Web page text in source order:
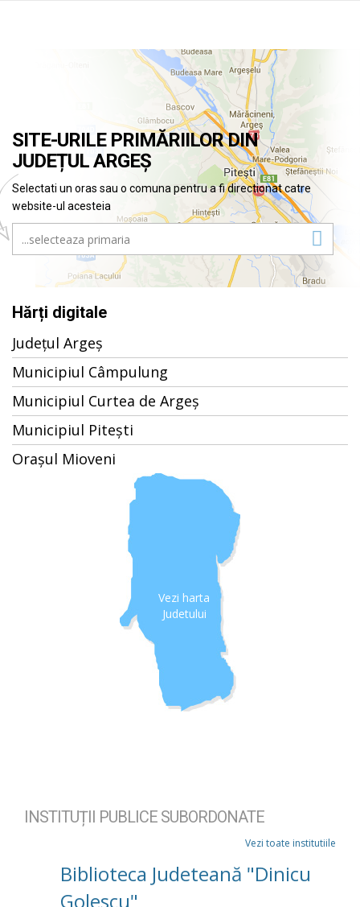
SITE-URILE PRIMĂRIILOR DIN
JUDEȚUL ARGEȘ
Selectati un oras sau o comuna pentru a fi directionat catre
website-ul acesteia
Hărți digitale
Județul Argeș
Municipiul Câmpulung
Municipiul Curtea de Argeș
Municipiul Pitești
Orașul Mioveni
Vezi harta
Judetului
INSTITUȚII PUBLICE SUBORDONATE
Vezi toate institutiile
Biblioteca Judeteană "Dinicu
Golescu"